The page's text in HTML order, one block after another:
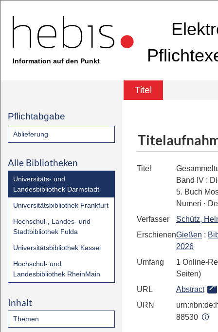
Information auf den Punkt
Titel
Pflichtabgabe
Ablieferung
Alle Bibliotheken
Universitäts- und
Landesbibliothek Darmstadt
Universitätsbibliothek Frankfurt
Hochschul-, Landes- und
Stadtbibliothek Fulda
Universitätsbibliothek Kassel
Hochschul- und
Landesbibliothek RheinMain
Inhalt
Themen
Titel
Band IV :
5. Buch
Numeri ·
Verfasser
Schütz,
ErschienenGießen :
2026
Umfang
1 Online-
Seiten)
URL
Abstract
URN
88530